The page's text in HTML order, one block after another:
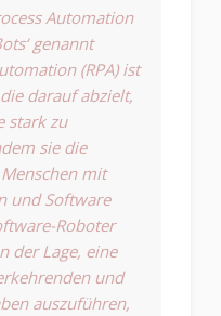
Automation
genannt
(RPA) ist
darauf abzielt,
stark zu
sie die
mit
und Software
Roboter
der Lage, eine
und
auszuführen,